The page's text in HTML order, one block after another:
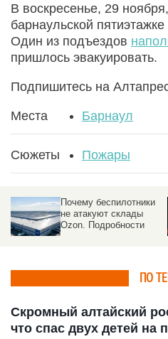
В воскресенье, 29
барнаульской
Один из подъездов
пришлось эвакуировать.
Подпишитесь на
Места Барнаул
Сюжеты Пожары
Почему беспилотники
не атакуют склады
Ozon. Подробности
ПО
Скромный алтайский
что спас двух детей на